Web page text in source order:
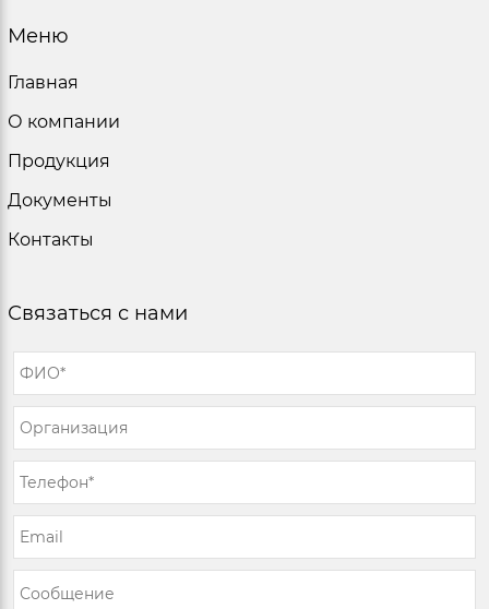
Меню
Главная
О компании
Продукция
Документы
Контакты
Связаться с нами